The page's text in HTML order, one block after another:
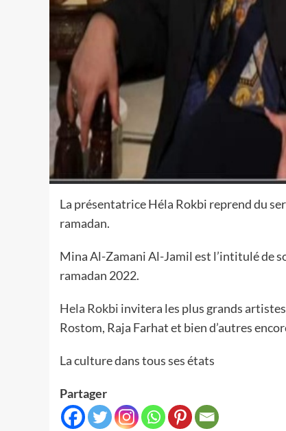
La présentatrice Héla Rokbi reprend du
ramadan.
Mina Al-Zamani Al-Jamil est l’intitulé de
ramadan 2022.
Hela Rokbi invitera les plus grands
Rostom, Raja Farhat et bien d’autres
La culture dans tous ses états
Partager